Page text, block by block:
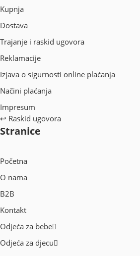
Kupnja
Dostava
Trajanje i raskid ugovora
Reklamacije
Izjava o sigurnosti online plaćanja
Načini plaćanja
Impresum
↩ Raskid ugovora
Stranice
Početna
O nama
B2B
Kontakt
Odjeća za bebe
Odjeća za djecu